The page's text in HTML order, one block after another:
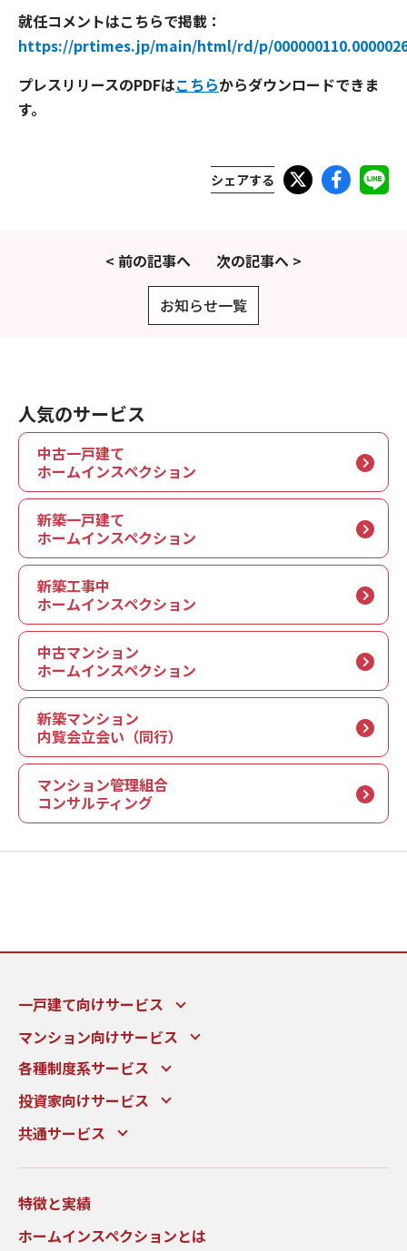
就任コメントはこちらで掲載：
https://prtimes.jp/main/html/rd/p/
プレスリリースのPDFはこちらからダウンロードできま
す。
シェアする
< 前の記事へ 次の記事へ >
お知らせ一覧
人気のサービス
中古一戸建て
ホームインスペクション
新築一戸建て
ホームインスペクション
新築工事中
ホームインスペクション
中古マンション
ホームインスペクション
新築マンション
内覧会立会い（同行）
マンション管理組合
コンサルティング
一戸建て向けサービス
マンション向けサービス
各種制度系サービス
投資家向けサービス
共通サービス
特徴と実績
ホームインスペクションとは